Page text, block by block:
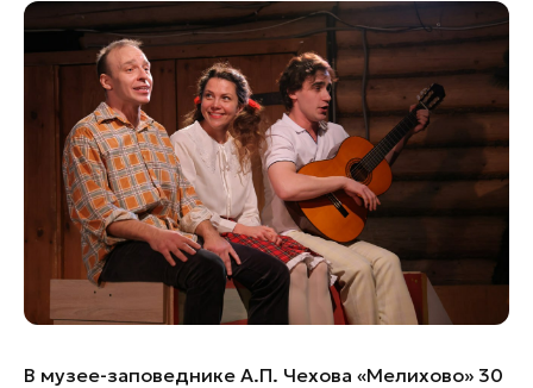
Банные комплексы
Горнолыжные клубы
Спецпроекты
Инвестиционный портал
Федоскинская фабрика
Пикник в Подмосковье
Золотое кольцо России
Войти
Инвесторам
природные территории
В музее-заповеднике А.П. Чехова «Мелихово» 30